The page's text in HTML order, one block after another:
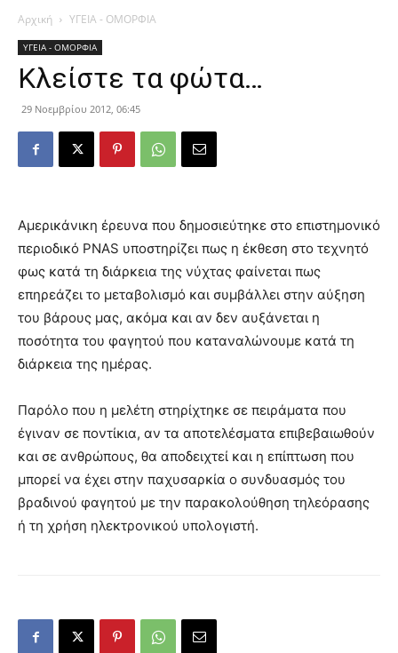
Αρχική ΥΓΕΙΑ - ΟΜΟΡΦΙΑ
ΥΓΕΙΑ - ΟΜΟΡΦΙΑ
Κλείστε τα φώτα…
29 Νοεμβρίου 2012, 06:45
Αμερικάνικη έρευνα που δημοσιεύτηκε στο επιστημονικό
περιοδικό PNAS υποστηρίζει πως η έκθεση στο τεχνητό
φως κατά τη διάρκεια της νύχτας φαίνεται πως
επηρεάζει το μεταβολισμό και συμβάλλει στην αύξηση
του βάρους μας, ακόμα και αν δεν αυξάνεται η
ποσότητα του φαγητού που καταναλώνουμε κατά τη
διάρκεια της ημέρας.
Παρόλο που η μελέτη στηρίχτηκε σε πειράματα που
έγιναν σε ποντίκια, αν τα αποτελέσματα επιβεβαιωθούν
και σε ανθρώπους, θα αποδειχτεί και η επίπτωση που
μπορεί να έχει στην παχυσαρκία ο συνδυασμός του
βραδινού φαγητού με την παρακολούθηση τηλεόρασης
ή τη χρήση ηλεκτρονικού υπολογιστή.